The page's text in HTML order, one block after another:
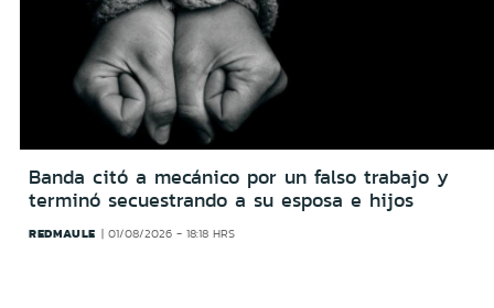
Banda citó a mecánico por un falso trabajo y
terminó secuestrando a su esposa e hijos
REDMAULE 01/08/2026 - 18:18 HRS